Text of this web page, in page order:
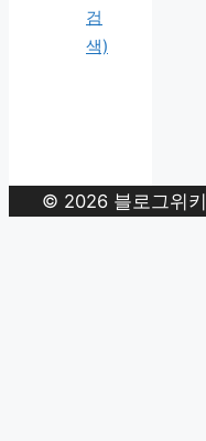
검
색)
© 2026 블로그위키